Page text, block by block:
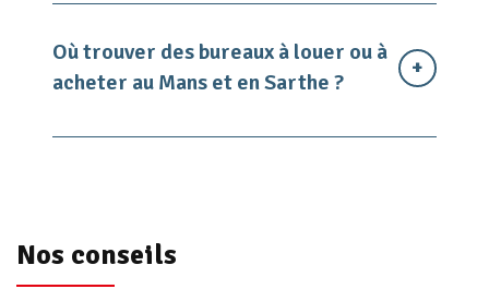
Où trouver des bureaux à louer ou à
acheter au Mans et en Sarthe ?
Nos conseils